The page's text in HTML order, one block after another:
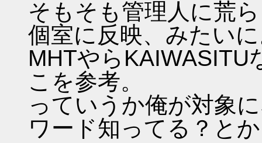
そもそも管理人に荒
個室に反映、みたい
MHTやら
こを参考。
っていうか俺が対象
ワード知ってる？と